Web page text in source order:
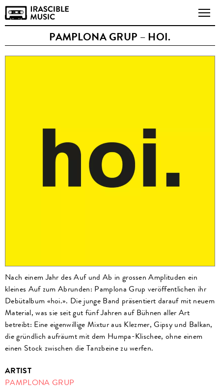
PAMPLONA GRUP – HOI.
Nach einem Jahr des Auf und Ab in grossen Amplituden ein
kleines Auf zum Abrunden: Pamplona Grup veröffentlichen ihr
Debütalbum «hoi.». Die junge Band präsentiert darauf mit neuem
Material, was sie seit gut fünf Jahren auf Bühnen aller Art
betreibt: Eine eigenwillige Mixtur aus Klezmer, Gipsy und Balkan,
die gründlich aufräumt mit dem Humpa-Klischee, ohne einem
einen Stock zwischen die Tanzbeine zu werfen.
ARTIST
PAMPLONA GRUP